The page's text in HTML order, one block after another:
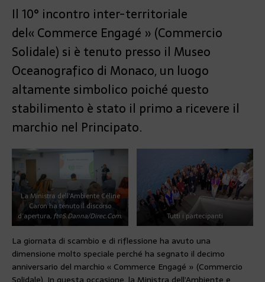
Il 10° incontro inter-territoriale
del« Commerce Engagé » (Commercio
Solidale) si è tenuto presso il Museo
Oceanografico di Monaco, un luogo
altamente simbolico poiché questo
stabilimento è stato il primo a ricevere il
marchio nel Principato.
La Ministra dell’Ambiente Céline
Caron ha tenuto il discorso
d’apertura, ft©S.Danna/Direc.Com. Tutti i partecipanti
La giornata di scambio e di riflessione ha avuto una
dimensione molto speciale perché ha segnato il decimo
anniversario del marchio « Commerce Engagé » (Commercio